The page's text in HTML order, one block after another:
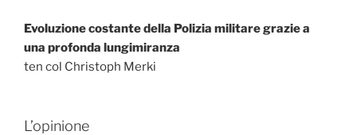
Evoluzione costante della Polizia militare grazie a
una profonda lungimiranza
ten col Christoph Merki
L’opinione